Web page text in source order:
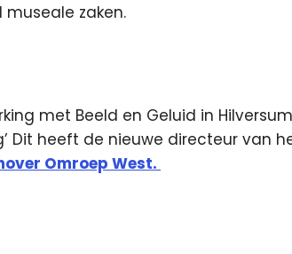
zaken.
met Beeld en Geluid in
Dit heeft de nieuwe directeur van
Omroep West.